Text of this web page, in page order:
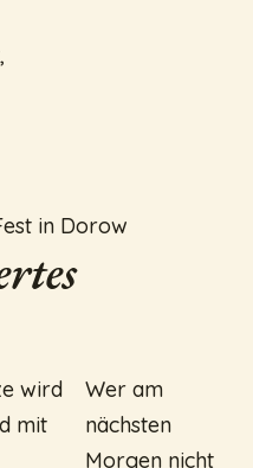
in Dorow
wird
mit
Wer am
nächsten
Morgen nicht